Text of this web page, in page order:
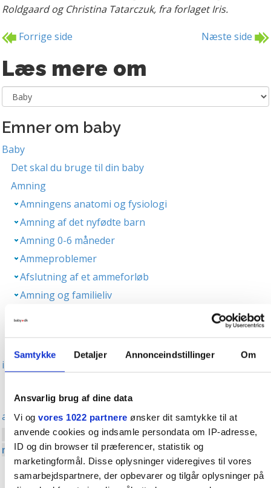
Samtykke Detaljer Annonceindstillinger Om
Ansvarlig brug af dine data
Vi og vores 1022 partnere ønsker dit samtykke til at
anvende cookies og indsamle persondata om IP-adresse,
ID og din browser til præferencer, statistik og
marketingformål. Disse oplysninger videregives til vores
samarbejdspartnere, der opbevarer og tilgår oplysninger på
Roldgaard og Christina Tatarczuk, fra forlaget Iris.
Forrige side Næste side
Læs mere om
Emner om baby
Baby
Det skal du bruge til din baby
Amning
Amningens anatomi og fysiologi
Amning af det nyfødte barn
Amning 0-6 måneder
Ammeproblemer
Afslutning af et ammeforløb
Amning og familieliv
Min mor kunne ikke amme, så det kan jeg nok heller
ikke
Man må ikke spise jordbær og chokolade, når man
ammer
Den lille vil til brystet ofte, fordi der ikke er
næring nok i mælken
Man skal drikke mælk for at producere mælk